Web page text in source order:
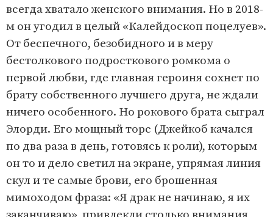
всегда хватало женского внимания. Но в 2018-
м он угодил в целый «Калейдоскоп поцелуев».
От беспечного, безобидного и в меру
бестолкового подросткового ромкома о
первой любви, где главная героиня сохнет по
брату собственного лучшего друга, не ждали
ничего особенного. Но рокового брата сыграл
Элорди. Его мощный торс (Джейкоб качался
по два раза в день, готовясь к роли), которым
он то и дело светил на экране, упрямая линия
скул и те самые брови, его брошенная
мимоходом фраза: «Я драк не начинаю, я их